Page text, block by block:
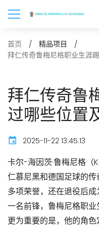
首页
精品项目
拜仁传奇鲁梅尼格职业生涯
拜仁传奇鲁
过哪些位置
2025-11-22 13:45:13
卡尔-海因茨·鲁梅尼格
仁慕尼黑和德国足球的
多项荣誉，还在退役后
一名前锋，鲁梅尼格职
更为重要的是，他的角